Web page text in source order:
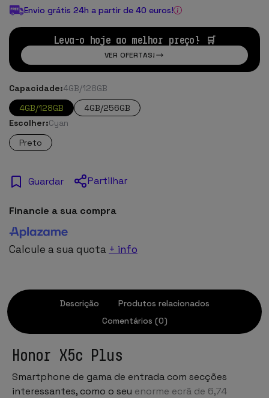
Envio grátis 24h a partir de 40 euros!
Leva-o hoje ao melhor preço! 🛒
VER OFERTAS!
Capacidade:4GB/128GB
4GB/128GB
4GB/256GB
Escolher:Cyan
Preto
Guardar Partilhar
Financie a sua compra
Calcule a sua quota + info
Descrição
Produtos relacionados
Comentários (0)
Honor X5c Plus
Smartphone de gama de entrada com secções
interessantes, como o seu enorme ecrã de 6,74